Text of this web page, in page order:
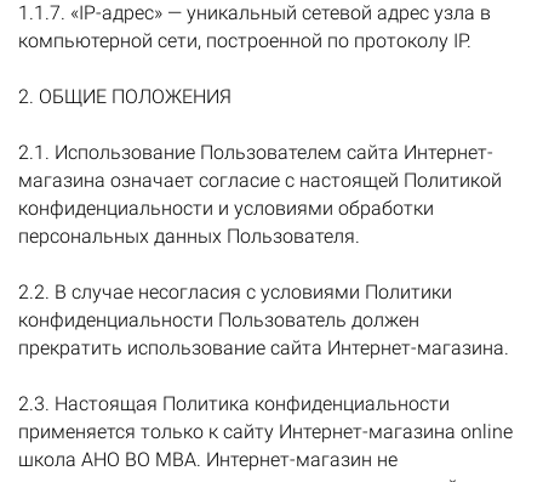
1.1.7. «IP-адрес» — уникальный сетевой адрес узла в
компьютерной сети, построенной по протоколу IP.
2. ОБЩИЕ ПОЛОЖЕНИЯ
2.1. Использование Пользователем сайта Интернет-
магазина означает согласие с настоящей Политикой
конфиденциальности и условиями обработки
персональных данных Пользователя.
2.2. В случае несогласия с условиями Политики
конфиденциальности Пользователь должен
прекратить использование сайта Интернет-магазина.
2.3. Настоящая Политика конфиденциальности
применяется только к сайту Интернет-магазина online
школа АНО ВО МВА. Интернет-магазин не